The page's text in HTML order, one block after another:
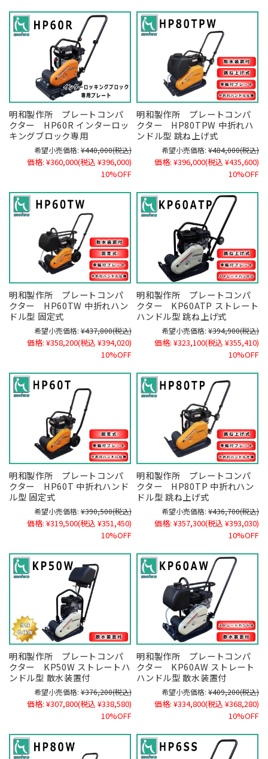
明和製作所 プレートコンパ
クター HP60R インターロッ
キングブロック専用
希望小売価格: ¥440,000(税込)
価格: ¥360,000(税込 ¥396,000)
10%OFF
明和製作所 プレートコンパ
クター HP80TPW 中折れハ
ンドル型 跳ね上げ式
希望小売価格: ¥484,000(税込)
価格: ¥396,000(税込 ¥435,600)
10%OFF
明和製作所 プレートコンパ
クター HP60TW 中折れハン
ドル型 固定式
希望小売価格: ¥437,800(税込)
価格: ¥358,200(税込 ¥394,020)
10%OFF
明和製作所 プレートコンパ
クター KP60ATP ストレート
ハンドル型 跳ね上げ式
希望小売価格: ¥394,900(税込)
価格: ¥323,100(税込 ¥355,410)
10%OFF
明和製作所 プレートコンパ
クター HP60T 中折れハンド
ル型 固定式
希望小売価格: ¥390,500(税込)
価格: ¥319,500(税込 ¥351,450)
10%OFF
明和製作所 プレートコンパ
クター HP80TP 中折れハン
ドル型 跳ね上げ式
希望小売価格: ¥436,700(税込)
価格: ¥357,300(税込 ¥393,030)
10%OFF
明和製作所 プレートコンパ
クター KP50W ストレートハ
ンドル型 散水装置付
希望小売価格: ¥376,200(税込)
価格: ¥307,800(税込 ¥338,580)
10%OFF
明和製作所 プレートコンパ
クター KP60AW ストレート
ハンドル型 散水装置付
希望小売価格: ¥409,200(税込)
価格: ¥334,800(税込 ¥368,280)
10%OFF